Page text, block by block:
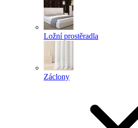
Ložní prostěradla
Záclony